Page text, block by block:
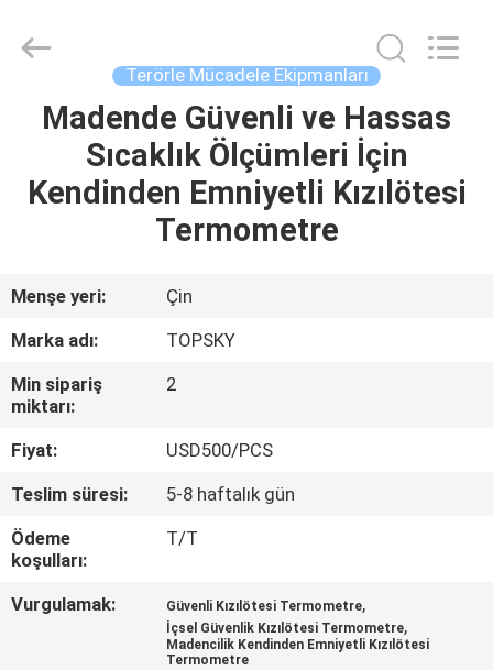
ÜRÜN:%
HAKKIMIZDA
TURU
KONTROL
BIZIMLE
ILETIŞIME
Century Holding Co.,Ltd.
Terörle Mücadele Ekipmanları
Madende Güvenli ve Hassas
Sıcaklık Ölçümleri İçin
Kendinden Emniyetli Kızılötesi
Termometre
Menşe yeri:
Çin
Marka adı:
TOPSKY
Min sipariş
miktarı:
2
Fiyat:
USD500/PCS
Teslim süresi:
5-8 haftalık gün
Ödeme
koşulları:
T/T
Vurgulamak: Güvenli Kızılötesi Termometre,
İçsel Güvenlik Kızılötesi Termometre,
Madencilik Kendinden Emniyetli Kızılötesi
Termometre